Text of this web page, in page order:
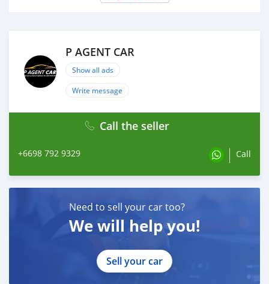
Gearbox : MT Color. : ดำ
ยอดจัด : 454,000 บาท
เงินดาวน์ : 0 บาท
ประกันภัย : ฟรีประกันภัย 1 ปี
ค่าดำเนินการ : 10,000 บาท
ผ่อน 60 = 9,685 บาท
ผ่อน 84 = 7,921 บาท
🔥 เงื่อนไข โปรโมชั่น ผ่อนคนละครึ่ง
- เพียงเพิ่มราคา 25,000 ฿ ( สามารถรวมในยอดจัดได้ )
- ยอดจัดไม่เกิน 800,000 ฿
สองฟรีดาวน์ผ่อนถูก #รถมือสองป้ายแดง #รถฟรีดาวน์ #ขาย
รถยนต์มือสอง #ติดแบล็คลิสออกรถได้ #ติดเครดิตบูโรออก
P AGENT CAR
Show all ads
Write message
Call the seller
+6698 792 9329 Call
Need to sell your car too?
We will help you!
Sell your car